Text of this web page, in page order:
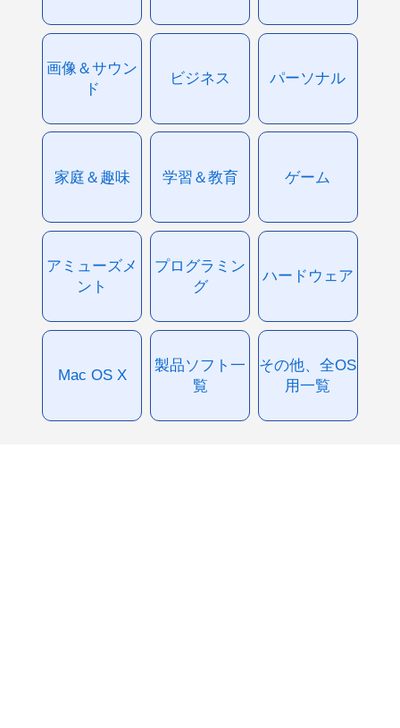
画像＆サウン
ド
ビジネス パーソナル
家庭＆趣味 学習＆教育 ゲーム
アミューズメ
ント
プログラミン
グ
ハードウェア
Mac OS X
製品ソフト一
覧
その他、全OS
用一覧